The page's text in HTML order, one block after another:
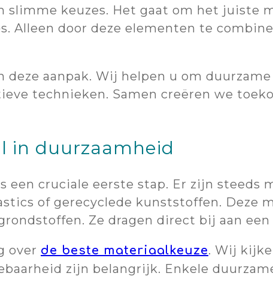
keuzes. Het gaat om het juiste
Alleen door deze elementen te
deze aanpak. Wij helpen u om
technieken. Samen creëren we
in duurzaamheid
een cruciale eerste stap. Er zijn steeds
of gerecyclede kunststoffen. Deze
Ze dragen direct bij aan
over de beste materiaalkeuze. Wij
zijn belangrijk. Enkele